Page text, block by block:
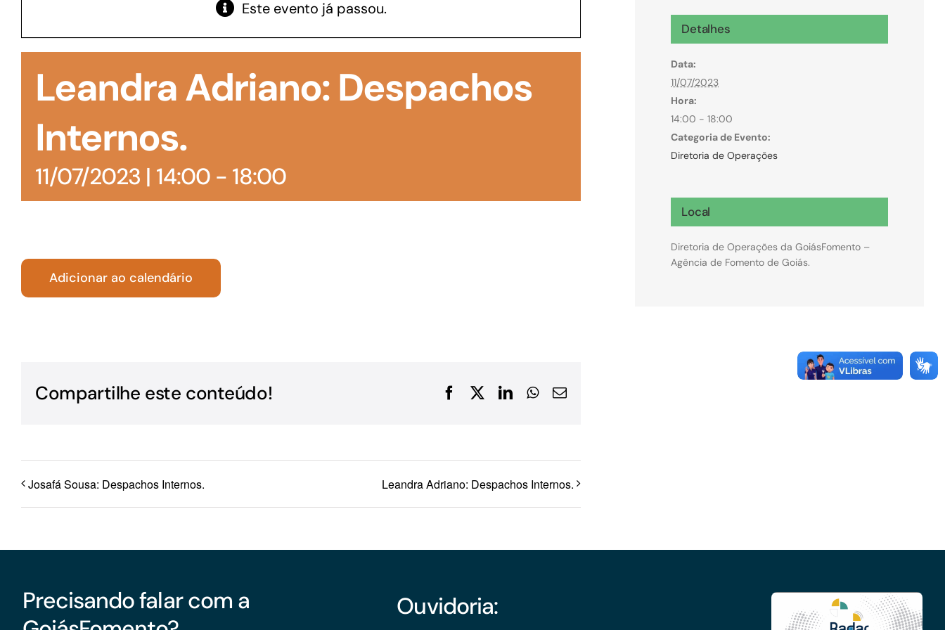
manutenção de estoques e despesas operacionais
realizar obras, dentre outros serviços
Microcrédito
Para MEI, microempresas e pessoas físicas
(feirantes e transportes)
Turismo
Este evento já passou.
Leandra Adriano: Despachos
Internos.
11/07/2023 | 14:00- 18:00
Adicionar ao calendário
Compartilhe este conteúdo! FacebookLinkedInWhatsApp
E-
Josafá Sousa: Despachos Internos. Leandra Adriano: Despachos Internos.
Detalhes
Data:
11/07/2023
Hora:
14:00 - 18:00
Categoria de Evento:
Diretoria de Operações
Local
Diretoria de Operações da GoiásFomento –
Agência de Fomento de Goiás.
Precisando falar com a
Ouvidoria: